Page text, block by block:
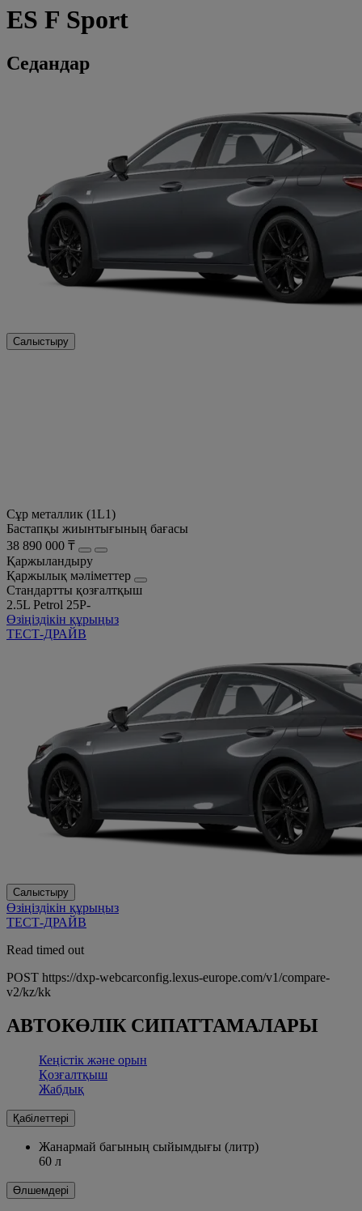
ES F Sport
Седандар
Салыстыру
Сұр металлик (1L1)
Бастапқы жиынтығының бағасы
38 890 000 ₸
Қаржыландыру
Қаржылық мәліметтер
Стандартты қозғалтқыш
2.5L Petrol 25P-
Өзіңіздікін құрыңыз
ТЕСТ-ДРАЙВ
Салыстыру
Өзіңіздікін құрыңыз
ТЕСТ-ДРАЙВ
Read timed out
POST https://dxp-webcarconfig.lexus-europe.com/v1/compare-
v2/kz/kk
АВТОКӨЛІК СИПАТТАМАЛАРЫ
Кеңістік және орын
Қозғалтқыш
Жабдық
Қабілеттері
Жанармай багының сыйымдығы (литр)
60 л
Өлшемдері